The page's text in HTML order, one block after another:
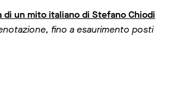
di un mito italiano di Stefano Chiodi
fino a esaurimento posti